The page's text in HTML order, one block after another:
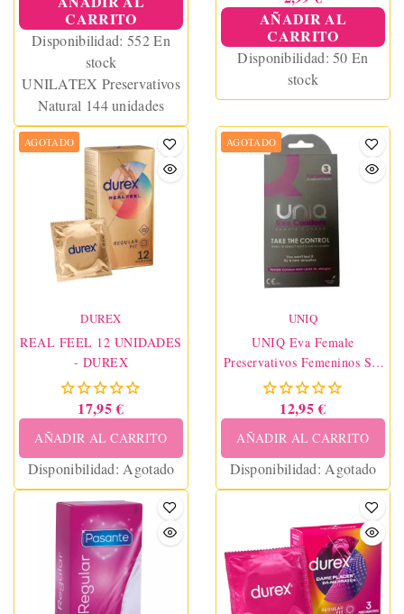
CARRITO
Disponibilidad: 552 En
stock
UNILATEX Preservativos
Natural 144 unidades
AÑADIR AL
CARRITO
Disponibilidad:50 En
stock
AGOTADO
DUREX
REAL FEEL 12 UNIDADES
- DUREX
17,95 €
AÑADIR AL CARRITO
Disponibilidad: Agotado
AGOTADO
UNIQ
UNIQ Eva Female
Preservativos Femeninos Sin
Látex 3 Unidades
12,95 €
AÑADIR AL CARRITO
Disponibilidad: Agotado